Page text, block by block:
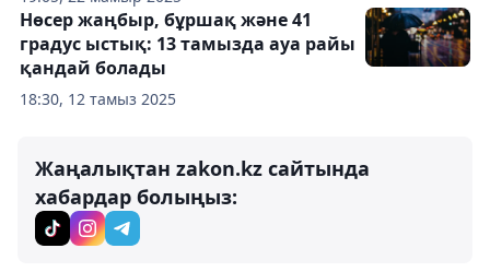
18:30, 12 тамыз 2025
Нөсер жаңбыр, бұршақ және 41
градус ыстық: 13 тамызда ауа райы
қандай болады
Жаңалықтан zakon.kz сайтында
хабардар болыңыз: